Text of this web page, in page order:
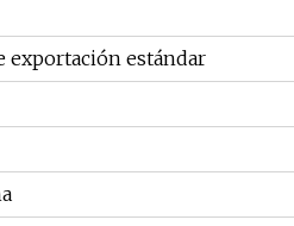
exportación estándar